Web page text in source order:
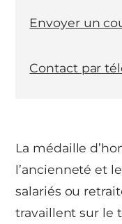
La médaille
l’ancienneté et
salariés ou
travaillent sur le
Envoyer un
Contact par